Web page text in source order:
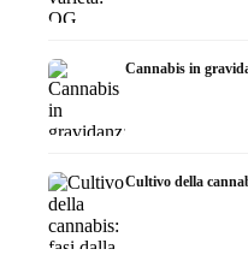
Cannabis in
Cultivo della